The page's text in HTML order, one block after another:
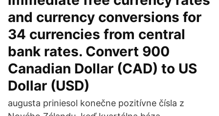
and currency conversions for
34 currencies from central
bank rates. Convert 900
Canadian Dollar (CAD) to US
Dollar (USD)
augusta priniesol konečne pozitívne čísla z